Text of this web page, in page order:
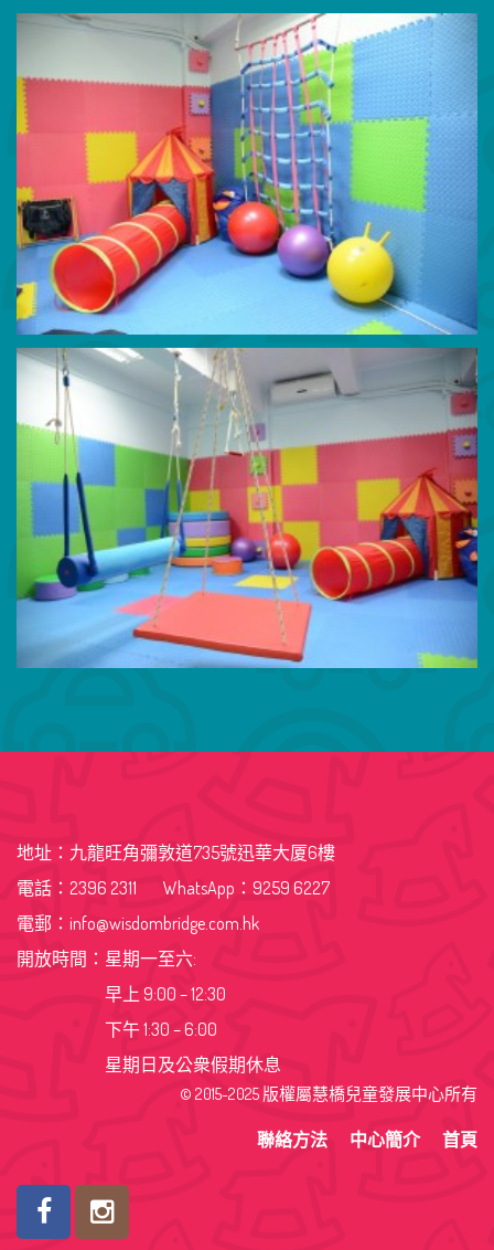
地址：九龍旺角彌敦道735號迅華大厦6樓
電話：2396 2311 WhatsApp：9259 6227
電郵：info@wisdombridge.com.hk
開放時間：星期一至六:
早上 9:00 – 12:30
下午 1:30 – 6:00
星期日及公衆假期休息
© 2015-2025 版權屬慧橋兒童發展中心所有
首頁
中心簡介
聯絡方法